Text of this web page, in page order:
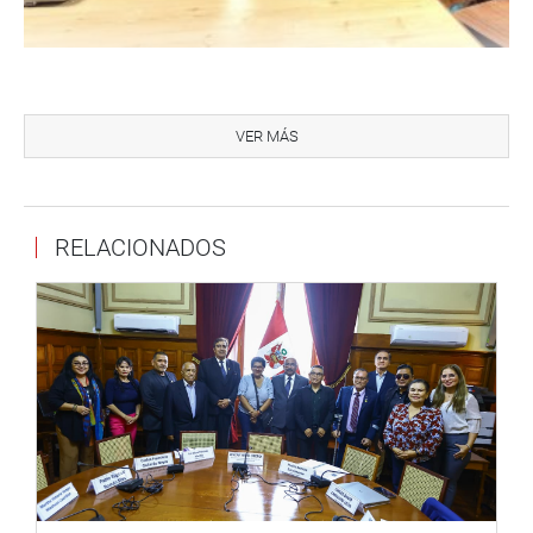
Huancayo, Junín, participó de una mesa de trabajo en la
EPS Sedam Huancayo, donde expuso y sostuvo un
funcionamiento de la entidad.
En otro momento, se reunió con representantes del
Sindicato de Trabajadores de Registros Públicos
(SITRARP) del Centro del Perú, quienes expusieron su
problemática laboral y económica, así como también su
agradecimiento al Congreso de la República, por escuchar
sus demandas y apoyarlos con iniciativas legislativas
para mejorar sus condiciones laborales.
En la provincia de Aymaraes, departamento de Apurímac,
VER MÁS
RELACIONADOS